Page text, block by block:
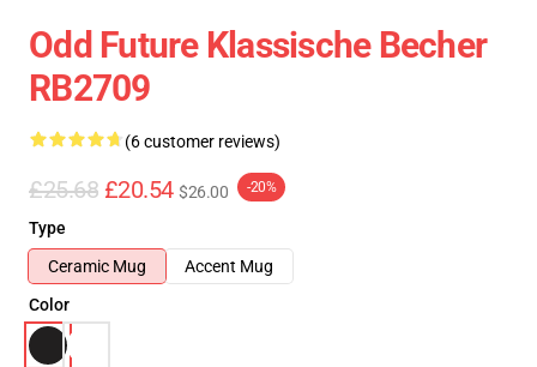
Odd Future Klassische Becher
RB2709
(6 customer reviews)
£25.68 £20.54 $26.00 -20%
Type
Ceramic Mug
Accent Mug
Color